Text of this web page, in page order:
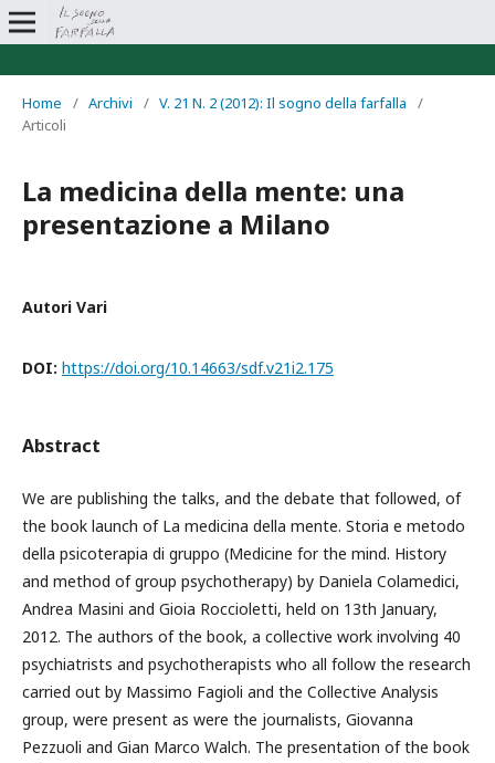
Home / Archivi / V. 21 N. 2 (2012): Il sogno della farfalla
/
Articoli
La medicina della mente: una
presentazione a Milano
Autori Vari
DOI: https://doi.org/10.14663/sdf.v21i2.175
Abstract
We are publishing the talks, and the debate that followed, of
the book launch of La medicina della mente. Storia e metodo
della psicoterapia di gruppo (Medicine for the mind. History
and method of group psychotherapy) by Daniela Colamedici,
Andrea Masini and Gioia Roccioletti, held on 13th January,
2012. The authors of the book, a collective work involving 40
psychiatrists and psychotherapists who all follow the research
carried out by Massimo Fagioli and the Collective Analysis
group, were present as were the journalists, Giovanna
Pezzuoli and Gian Marco Walch. The presentation of the book